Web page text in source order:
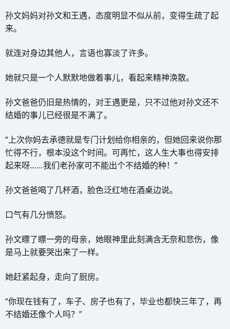
孙文妈妈对孙文和王遇，态度明显不似从前，变得生疏了起
来。
就连对身边其他人，言语也寡淡了许多。
她就只是一个人默默地做着事儿，看起来精神涣散。
孙文爸爸仍旧是热情的，对王遇更是，只不过他对孙文还不
结婚的事儿已经很是不满了。
“上次你妈去承德就是专门计划给你相亲的，但她回来说你那
忙得不行，根本没这个时间。可再忙，这人生大事也得安排
起来呀……我们老孙家可不能出个不结婚的种！”
孙文爸爸喝了几杯酒，脸色泛红地在酒桌边说。
口气有几分愤怒。
孙文瞟了瞟一旁的母亲，她眼神里此刻满含无奈和悲伤，像
是马上就要哭出来了一样。
她赶紧起身，走向了厨房。
“你现在钱有了，车子、房子也有了，毕业也都快三年了，再
不结婚还像个人吗？”